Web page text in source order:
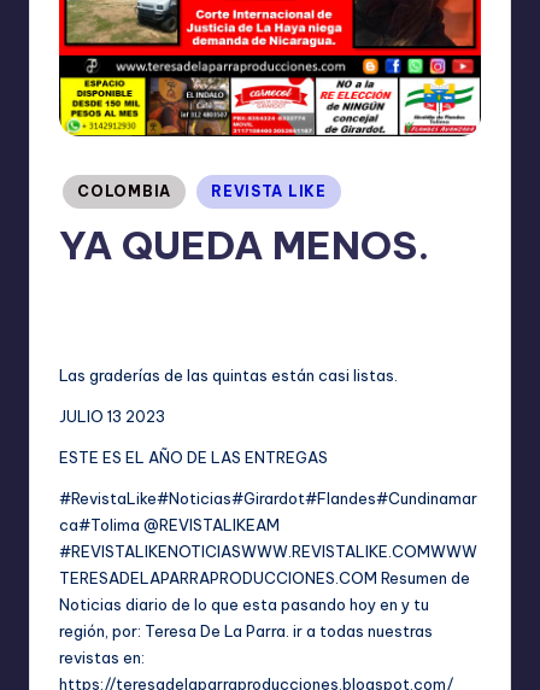
O
N
Publicado
en
COLOMBIA REVISTA LIKE
YA QUEDA MENOS.
Las graderías de las quintas están casi listas.
JULIO 13 2023
ESTE ES EL AÑO DE LAS ENTREGAS
#RevistaLike#Noticias#Girardot#Flandes#Cundinamar
ca#Tolima @REVISTALIKEAM
#REVISTALIKENOTICIASWWW.REVISTALIKE.COMWWW
TERESADELAPARRAPRODUCCIONES.COM Resumen de
Noticias diario de lo que esta pasando hoy en y tu
región, por: Teresa De La Parra. ir a todas nuestras
revistas en:
https://teresadelaparraproducciones.blogspot.com/